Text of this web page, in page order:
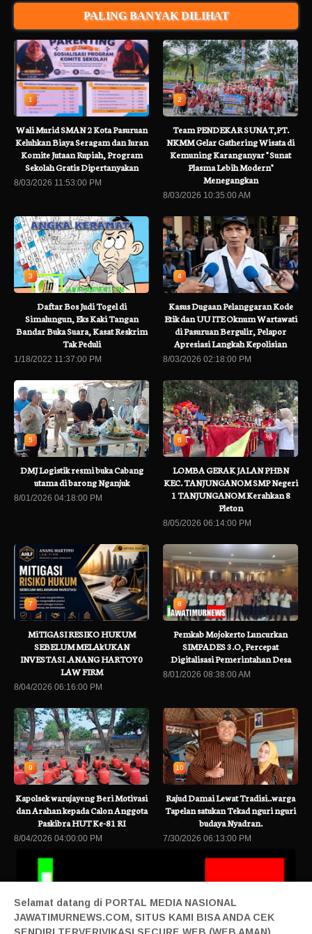
PALING BANYAK DILIHAT
1
Wali Murid SMAN 2 Kota Pasuruan
Keluhkan Biaya Seragam dan Iuran
Komite Jutaan Rupiah, Program
Sekolah Gratis Dipertanyakan
8/03/2026 11:53:00 PM
2
Team PENDEKAR SUNAT,PT.
NKMM Gelar Gathering Wisata di
Kemuning Karanganyar " Sunat
Plasma Lebih Modern"
Menegangkan
8/03/2026 10:35:00 AM
3
Daftar Bos Judi Togel di
Simalungun, Eks Kaki Tangan
Bandar Buka Suara, Kasat Reskrim
Tak Peduli
1/18/2022 11:37:00 PM
4
Kasus Dugaan Pelanggaran Kode
Etik dan UU ITE Oknum Wartawati
di Pasuruan Bergulir, Pelapor
Apresiasi Langkah Kepolisian
8/03/2026 02:18:00 PM
5
DMJ Logistik resmi buka Cabang
utama di barong Nganjuk
8/01/2026 04:18:00 PM
6
LOMBA GERAK JALAN PHBN
KEC. TANJUNGANOM SMP Negeri
1 TANJUNGANOM Kerahkan 8
Pleton
8/05/2026 06:14:00 PM
7
MiTIGASI RESIKO HUKUM
SEBELUM MELAkUKAN
INVESTASI .ANANG HARTOY0
LAW FIRM
8/04/2026 06:16:00 PM
8
Pemkab Mojokerto Luncurkan
SIMPADES 3.O, Percepat
Digitalisasi Pemerintahan Desa
8/01/2026 08:38:00 AM
9
Kapolsek warujayeng Beri Motivasi
dan Arahan kepada Calon Anggota
Paskibra HUT Ke-81 RI
8/04/2026 04:00:00 PM
10
Rajud Damai Lewat Tradisi..warga
Tapelan satukan Tekad nguri nguri
budaya Nyadran.
7/30/2026 06:13:00 PM
Selamat datang di PORTAL MEDIA NASIONAL
JAWATIMURNEWS.COM, SITUS KAMI BISA ANDA CEK